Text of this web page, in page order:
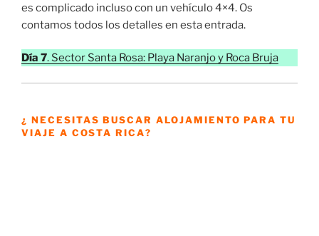
es complicado incluso con un vehículo 4×4. Os
contamos todos los detalles en esta entrada.
Día 7. Sector Santa Rosa: Playa Naranjo y Roca Bruja
¿ NECESITAS BUSCAR ALOJAMIENTO PARA TU
VIAJE A COSTA RICA?